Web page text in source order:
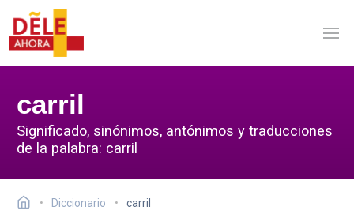
carril
Significado, sinónimos, antónimos y traducciones
de la palabra: carril
Diccionario carril